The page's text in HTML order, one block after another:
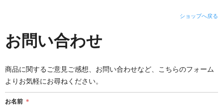
ショップへ戻る
お問い合わせ
商品に関するご意見ご感想、お問い合わせなど、こちらのフォーム
よりお気軽にお尋ねください。
お名前 ＊